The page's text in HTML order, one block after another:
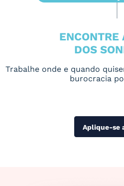
ENCONTRE
DOS
Trabalhe onde e quando
burocracia
Aplique-se